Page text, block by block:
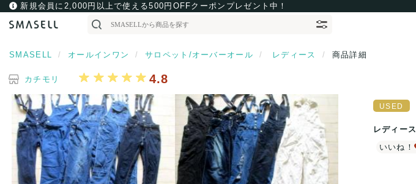
新規会員に2,000円以上で使える500円OFFクーポンプレゼント中！
SMASELL オールインワン サロペット/オーバーオール レディース 商品詳細
カチモリ 4.8
レディース
いいね！